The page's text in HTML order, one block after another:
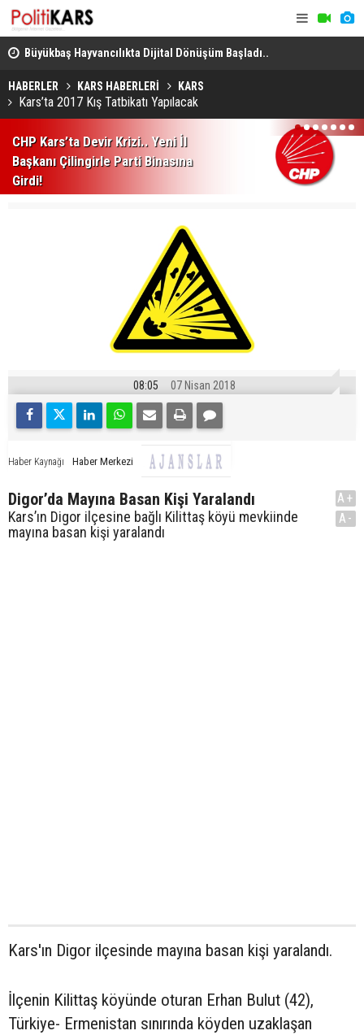
Büyükbaş Hayvancılıkta Dijital Dönüşüm Başladı..
GEKİS'in İlk Tanıtımı Kars'ta Yapıldı!
HABERLER KARS HABERLERİ KARS
Kars’ta 2017 Kış Tatbikatı Yapılacak
CHP Kars’ta Devir Krizi.. Yeni İl
Başkanı Çilingirle Parti Binasına
Girdi!
1 2 3 4 5 6 7
08:05 07 Nisan 2018
Haber Kaynağı Haber Merkezi
Digor’da Mayına Basan Kişi Yaralandı
Kars’ın Digor ilçesine bağlı Kilittaş köyü mevkiinde
mayına basan kişi yaralandı
A+
A-
Kars'ın Digor ilçesinde mayına basan kişi yaralandı.
İlçenin Kilittaş köyünde oturan Erhan Bulut (42),
Türkiye- Ermenistan sınırında köyden uzaklaşan